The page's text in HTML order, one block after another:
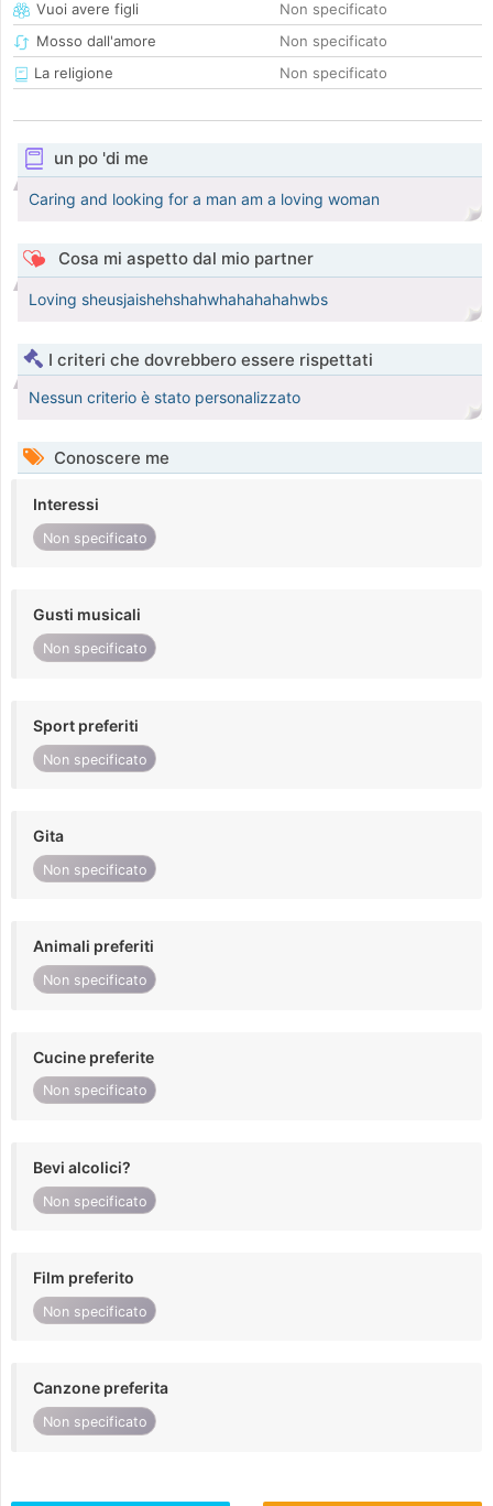
Vuoi avere figli
Non specificato
Mosso dall'amore
Non specificato
La religione
Non specificato
un po 'di me
Caring and looking for a man am a loving woman
Cosa mi aspetto dal mio partner
Loving sheusjaishehshahwhahahahahwbs
I criteri che dovrebbero essere rispettati
Nessun criterio è stato personalizzato
Conoscere me
Interessi
Non specificato
Gusti musicali
Non specificato
Sport preferiti
Non specificato
Gita
Non specificato
Animali preferiti
Non specificato
Cucine preferite
Non specificato
Bevi alcolici?
Non specificato
Film preferito
Non specificato
Canzone preferita
Non specificato